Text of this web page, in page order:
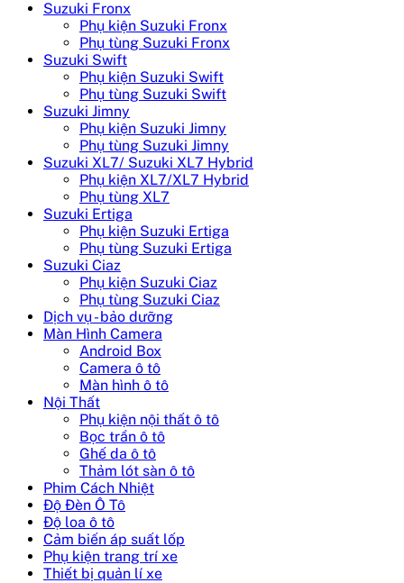
Suzuki Fronx
Phụ kiện Suzuki Fronx
Phụ tùng Suzuki Fronx
Suzuki Swift
Phụ kiện Suzuki Swift
Phụ tùng Suzuki Swift
Suzuki Jimny
Phụ kiện Suzuki Jimny
Phụ tùng Suzuki Jimny
Suzuki XL7/ Suzuki XL7 Hybrid
Phụ kiện XL7/XL7 Hybrid
Phụ tùng XL7
Suzuki Ertiga
Phụ kiện Suzuki Ertiga
Phụ tùng Suzuki Ertiga
Suzuki Ciaz
Phụ kiện Suzuki Ciaz
Phụ tùng Suzuki Ciaz
Dịch vụ - bảo dưỡng
Màn Hình Camera
Android Box
Camera ô tô
Màn hình ô tô
Nội Thất
Phụ kiện nội thất ô tô
Bọc trần ô tô
Ghế da ô tô
Thảm lót sàn ô tô
Phim Cách Nhiệt
Độ Đèn Ô Tô
Độ loa ô tô
Cảm biến áp suất lốp
Phụ kiện trang trí xe
Thiết bị quản lí xe